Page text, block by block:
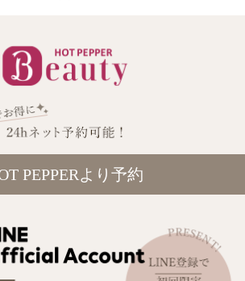
PEPPERより予約